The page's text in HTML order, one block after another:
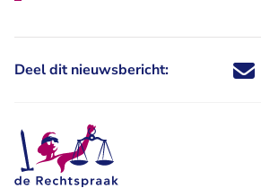
Deel dit nieuwsbericht: Deel dit
Deel